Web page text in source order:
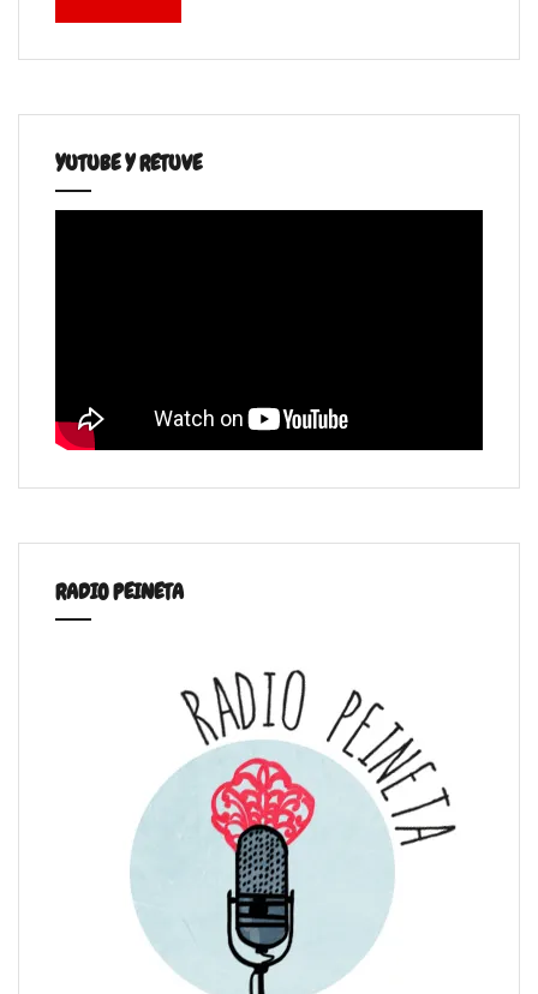
YUTUBE Y RETUVE
RADIO PEINETA